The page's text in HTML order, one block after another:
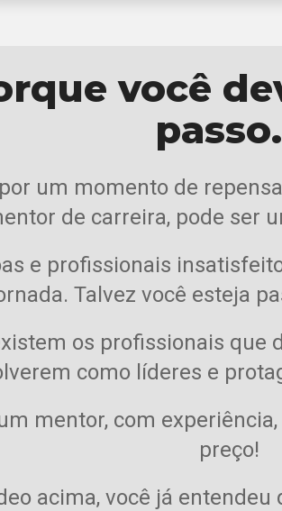
você
um momento de
de carreira, pode ser
e profissionais
Talvez você esteja
os profissionais que
como líderes e
mentor, com
preço!
acima, você já